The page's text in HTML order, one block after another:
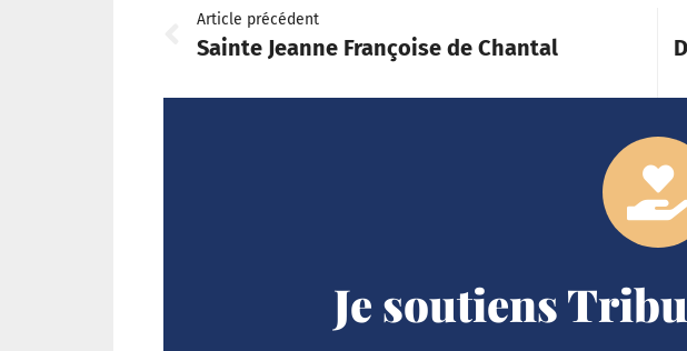
Article précédent
Sainte Jeanne Françoise de Chantal
Je soutiens